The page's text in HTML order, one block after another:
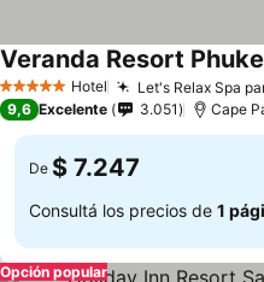
5 Estrellas Hotel Let's Relax Spa
Veranda Resort
9,6 Excelente 3.051 Cape
De $ 7.247
Consultá los precios de 1
Opción popular